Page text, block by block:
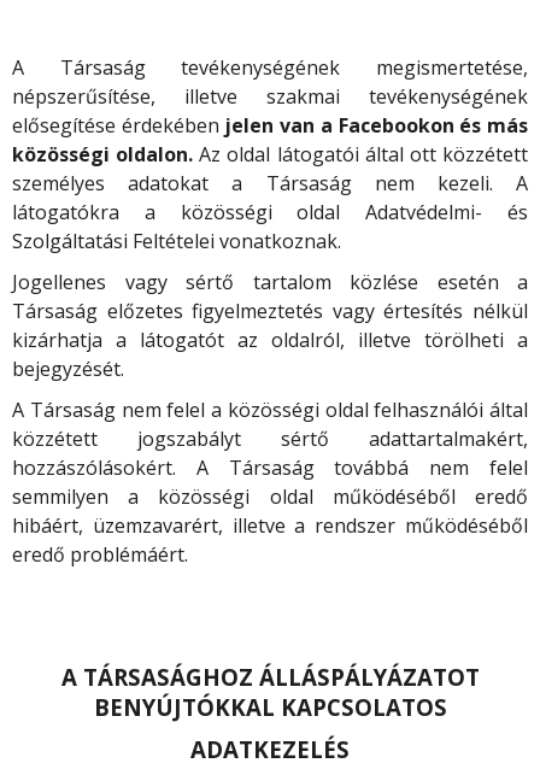
A Társaság tevékenységének megismertetése,
népszerűsítése, illetve szakmai tevékenységének
elősegítése érdekében jelen van a Facebookon és más
közösségi oldalon. Az oldal látogatói által ott közzétett
személyes adatokat a Társaság nem kezeli. A
látogatókra a közösségi oldal Adatvédelmi- és
Szolgáltatási Feltételei vonatkoznak.
Jogellenes vagy sértő tartalom közlése esetén a
Társaság előzetes figyelmeztetés vagy értesítés nélkül
kizárhatja a látogatót az oldalról, illetve törölheti a
bejegyzését.
A Társaság nem felel a közösségi oldal felhasználói által
közzétett jogszabályt sértő adattartalmakért,
hozzászólásokért. A Társaság továbbá nem felel
semmilyen a közösségi oldal működéséből eredő
hibáért, üzemzavarért, illetve a rendszer működéséből
eredő problémáért.
A TÁRSASÁGHOZ ÁLLÁSPÁLYÁZATOT
BENYÚJTÓKKAL KAPCSOLATOS
ADATKEZELÉS